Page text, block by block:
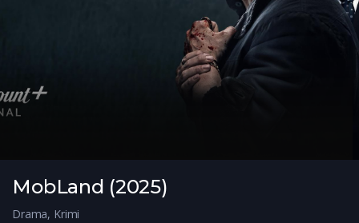
MobLand (2025)
Drama, Krimi